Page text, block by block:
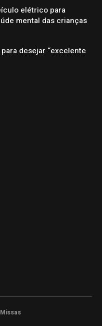
elétrico para
mental das crianças
desejar “excelente
Missas